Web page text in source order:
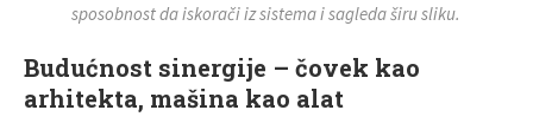
sposobnost da iskorači iz sistema i sagleda širu sliku.
Budućnost sinergije – čovek kao
arhitekta, mašina kao alat